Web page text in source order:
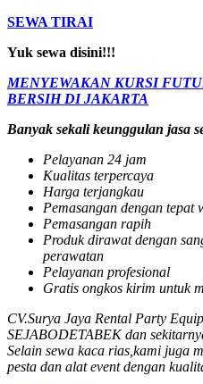
SEWA TIRAI
Yuk sewa disini!!!
MENYEWAKAN KURSI
BERSIH DI JAKARTA
Banyak sekali keunggulan jasa
Pelayanan 24 jam
Kualitas terpercaya
Harga terjangkau
Pemasangan dengan tepat
Pemasangan rapih
Produk dirawat dengan
perawatan
Pelayanan profesional
Gratis ongkos kirim untuk
CV.Surya Jaya Rental Party
SEJABODETABEK dan
Selain sewa kaca rias,kami juga
pesta dan alat event dengan